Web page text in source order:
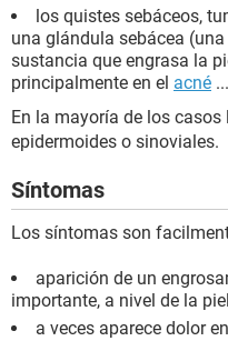
los quistes sebáceos,
una glándula sebácea
sustancia que engrasa la
principalmente en el acné ...
En la mayoría de los
epidermoides o sinoviales.
Síntomas
Los síntomas son
aparición de un
importante, a nivel de la
a veces aparece dolor